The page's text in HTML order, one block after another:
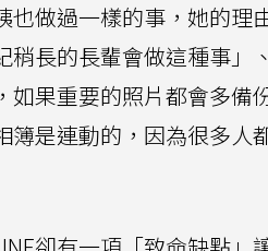
做過一樣的事，她的理
長的長輩會做這種事」
果重要的照片都會多備
簿是連動的，因為很多人